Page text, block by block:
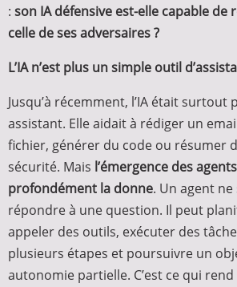
: son IA défensive est-elle capable de
celle de ses adversaires ?
L’IA n’est plus un simple outil
Jusqu’à récemment, l’IA était surtout
assistant. Elle aidait à rédiger un
fichier, générer du code ou résumer
sécurité. Mais l’émergence des
profondément la donne. Un agent
répondre à une question. Il peut
appeler des outils, exécuter des
plusieurs étapes et poursuivre un
autonomie partielle. C’est ce qui